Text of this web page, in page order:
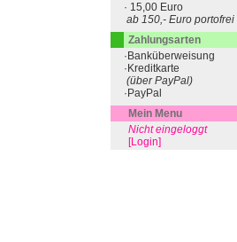
· 15,00 Euro
ab 150,- Euro portofrei
Zahlungsarten
·Banküberweisung
·Kreditkarte
(über PayPal)
·PayPal
Mein Menu
Nicht eingeloggt
[Login]